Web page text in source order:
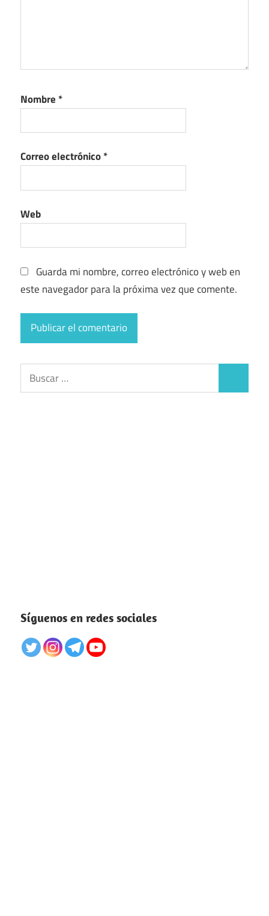
Nombre *
Correo electrónico*
Web
Guarda mi nombre, correo electrónico y web en
este navegador para la próxima vez que comente.
Buscar:
Síguenos en redes sociales